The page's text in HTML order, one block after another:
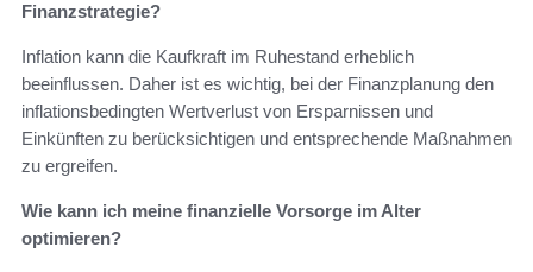
Finanzstrategie?
Inflation kann die Kaufkraft im Ruhestand erheblich
beeinflussen. Daher ist es wichtig, bei der Finanzplanung den
inflationsbedingten Wertverlust von Ersparnissen und
Einkünften zu berücksichtigen und entsprechende Maßnahmen
zu ergreifen.
Wie kann ich meine finanzielle Vorsorge im Alter
optimieren?